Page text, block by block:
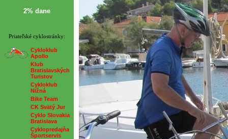
2% dane
Priateľské cyklostránky:
Cykloklub
Apollo
Klub
Bratislavských
Turistov
Cykloklub
Nižná
Bike Team
CK Svätý Jur
Cyklo Slovakia
Bratislava
Cyklopredajňa
Športservis